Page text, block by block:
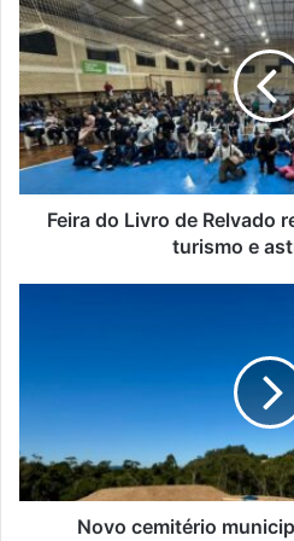
do
Livro
de
Relvado
reúne
literatura,
teatro,
turismo
Feira do Livro de Relvado
turismo e
de
construção
em
Novo cemitério